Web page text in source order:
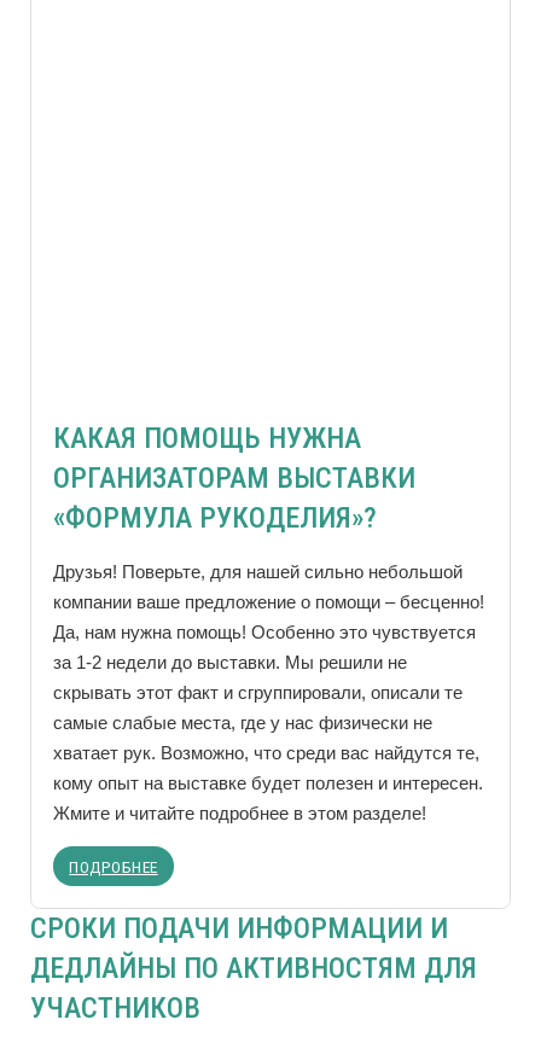
КАКАЯ ПОМОЩЬ НУЖНА
ОРГАНИЗАТОРАМ ВЫСТАВКИ
«ФОРМУЛА РУКОДЕЛИЯ»?
Друзья! Поверьте, для нашей сильно небольшой
компании ваше предложение о помощи – бесценно!
Да, нам нужна помощь! Особенно это чувствуется
за 1-2 недели до выставки. Мы решили не
скрывать этот факт и сгруппировали, описали те
самые слабые места, где у нас физически не
хватает рук. Возможно, что среди вас найдутся те,
кому опыт на выставке будет полезен и интересен.
Жмите и читайте подробнее в этом разделе!
ПОДРОБНЕЕ
СРОКИ ПОДАЧИ ИНФОРМАЦИИ И
ДЕДЛАЙНЫ ПО АКТИВНОСТЯМ ДЛЯ
УЧАСТНИКОВ